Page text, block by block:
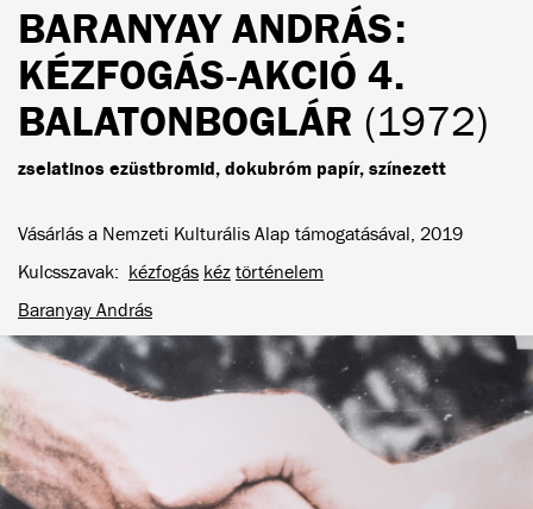
BARANYAY ANDRÁS:
KÉZFOGÁS-AKCIÓ 4.
BALATONBOGLÁR (1972)
zselatinos ezüstbromid, dokubróm papír, színezett
Vásárlás a Nemzeti Kulturális Alap támogatásával, 2019
Kulcsszavak
kézfogás kéz történelem
Baranyay András